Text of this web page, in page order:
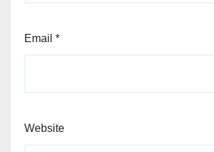
Email *
Website